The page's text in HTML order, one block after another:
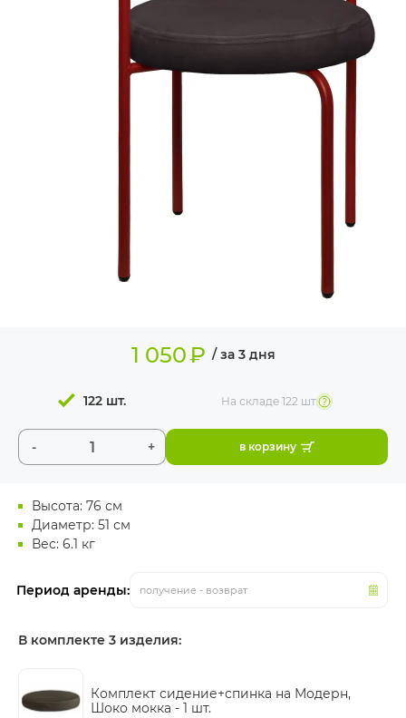
Высота: 76 см
Диаметр: 51 см
Вес: 6.1 кг
Период аренды: получение - возврат
1 050₽ / за 3 дня
- +
122 шт. На складе122 шт
в корзину
В комплекте 3 изделия:
Комплект сидение+спинка на Модерн,
Шоко мокка - 1 шт.